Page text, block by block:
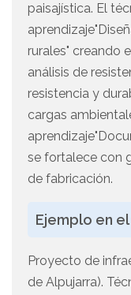
paisajística. El
rurales" creando
análisis de
resistencia y
cargas
se fortalece con
de fabricación.
Ejemplo en
Proyecto de
de Alpujarra).